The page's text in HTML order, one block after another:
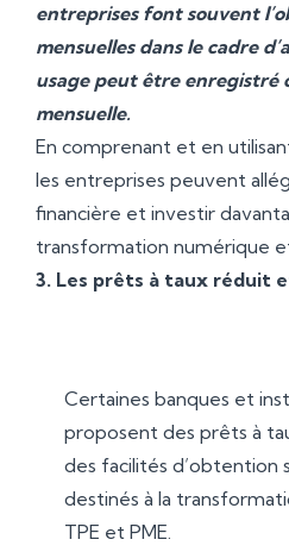
entreprises font souvent
mensuelles dans le cadre
usage peut être enregistré
mensuelle.
En comprenant et en
les entreprises peuvent
financière et investir
transformation numérique
3. Les prêts à taux réduit
Certaines banques et
proposent des prêts à
des facilités d’obtention
destinés à la
TPE et PME.